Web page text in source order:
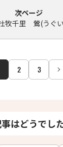
次ページ
牧千里 鶯(うぐ
2 3
はどうでし